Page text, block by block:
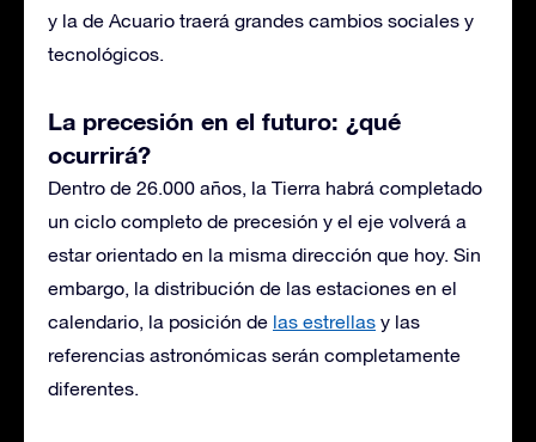
y la de Acuario traerá grandes cambios sociales y
tecnológicos.
La precesión en el futuro: ¿qué
ocurrirá?
Dentro de 26.000 años, la Tierra habrá completado
un ciclo completo de precesión y el eje volverá a
estar orientado en la misma dirección que hoy. Sin
embargo, la distribución de las estaciones en el
calendario, la posición de las estrellas y las
referencias astronómicas serán completamente
diferentes.